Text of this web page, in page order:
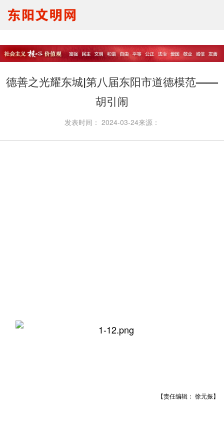
要闻报道 思想理论
文明创建
文明实践
文明培育
马生宣讲
我们的节日
未成年人
德善之光耀东城|第八届东阳市道德模范——
胡引闹
发表时间： 2024-03-24来源：
【责任编辑： 徐元振】